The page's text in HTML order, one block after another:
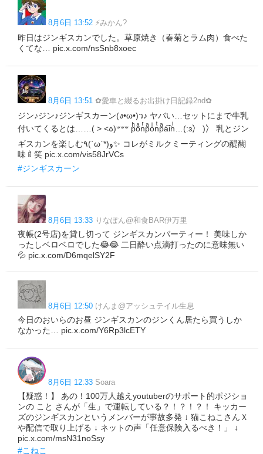
8月6日 13:52 ⚡️みかん?
昨日はジンギスカンでした。草原焼き（春菊とラム肉）食べた
くてな… pic.x.com/nsSnb8xoec
8月6日 13:51 ✿愛車と綴るお出掛け日記録2nd✿
ジン♪ジン♪ジンギスカーン(ง•ω•)ว♪ ヤバい…セットにまで牛乳
付いてくるとは……( > <꧞)𐤔𐤔𐤔 pͪoͣnͬpͣoͥnͭpͣa͡inͥ…(:з冫 )冫 乳とジン
ギスカンを楽しむ٩(ˊωˋ*)و✨ コレがミルクミーティングの醍醐
味🍼笑 pic.x.com/vis58JrVCs
#ジンギスカーン
8月6日 13:33 りなぽん@和食BAR伊万里
夜帳(2号店)を貸し切って ジンギスカンパーティー！ 美味しか
ったしベロベロでした😂😂 二日酔い点滴打ったのに意味無い
💦 pic.x.com/D6mqelSY2F
8月6日 12:50 けんま@アッシュテイル生息
今日のおいらのお昼 ジンギスカンのジンくん居たら買うしか
なかった… pic.x.com/Y6Rp3lcETY
8月6日 12:33 Soara
【疑惑！】 あの！100万人越えyoutuberのサポート的ポジショ
ンの こと さんが「生」で運転している？！？！？！ キッカー
ズのジンギスカンというメンバーが事故多発 ↓ 猫こねこさんＸ
や配信で取り上げる ↓ ネットの声「任意保険入るべき！」 ↓
pic.x.com/msN31noSsy
#こねこ